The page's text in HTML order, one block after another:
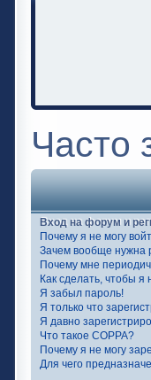
Часто
Вход на форум и
Почему я не могу
Зачем вообще нужна
Почему мне
Как сделать, чтобы я
Я забыл пароль!
Я только что
Я давно
Что такое COPPA?
Почему я не могу
Для чего